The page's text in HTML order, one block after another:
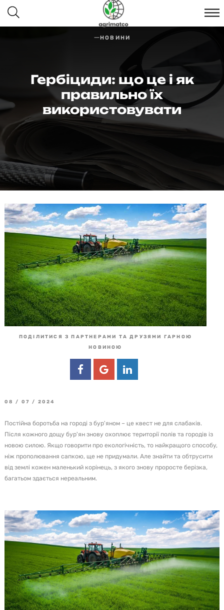
НОВИНИ
Гербіциди: що це і як
правильно їх
використовувати
ПОДІЛИТИСЯ З ПАРТНЕРАМИ ТА ДРУЗЯМИ ГАРНОЮ
НОВИНОЮ
08 / 07 / 2024
Постійна боротьба на городі з бур'яном – це квест не для слабаків.
Після кожного дощу бур'ян знову охоплює території полів та городів із
новою силою. Якщо говорити про екологічність, то найкращого способу,
ніж прополювання сапкою, ще не придумали. Але знайти та обтрусити
від землі кожен маленький корінець, з якого знову проросте берізка,
багатьом здається нереальним.